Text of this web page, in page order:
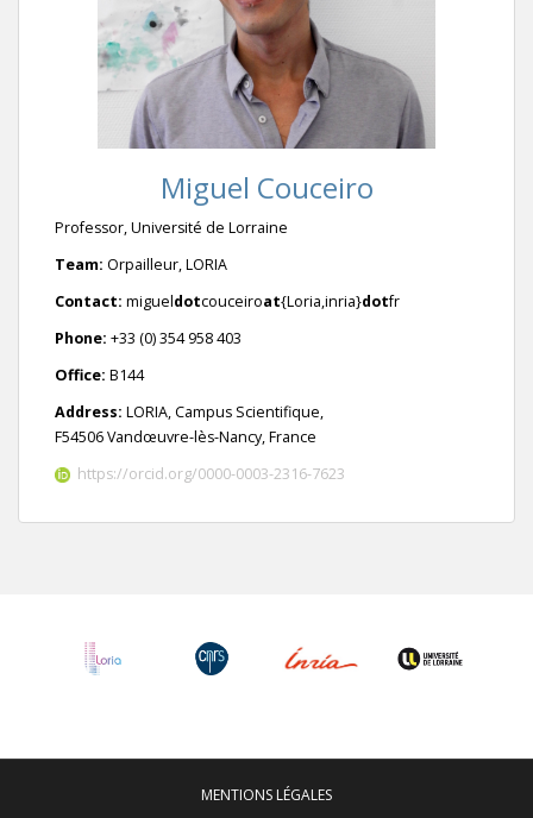
Miguel Couceiro
Professor, Université de Lorraine
Team: Orpailleur, LORIA
Contact: migueldotcouceiroat{Loria,inria}dotfr
Phone: +33 (0) 354 958 403
Office: B144
Address: LORIA, Campus Scientifique,
F54506 Vandœuvre-lès-Nancy, France
https://orcid.org/0000-0003-2316-7623
MENTIONS LÉGALES